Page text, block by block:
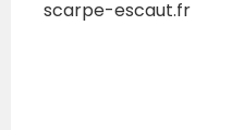
scarpe-escaut.fr